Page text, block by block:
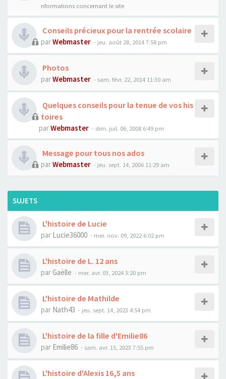
nformations concernant le site
Conseils précieux pour la rentrée scolaire
parWebmaster - jeu. août 28, 2014 7:58 pm
Photos
parWebmaster - sam. févr. 22, 2014 11:30 am
Quelques conseils pour la tenue de vos his
toires
parWebmaster - dim. juil. 06, 2008 6:49 pm
Message pour tous nos ados
parWebmaster - jeu. sept. 14, 2006 11:29 am
SUJETS
L'histoire de Lucie
par Lucie36000 - mer. nov. 09, 2022 6:02 pm
L'histoire de L. 12 ans
par Gaëlle - mer. avr. 03, 2024 3:20 pm
L'histoire de Mathilde
par Nath43 - jeu. sept. 14, 2023 4:54 pm
L'histoire de la fille d'Emilie86
par Emilie86 - sam. avr. 15, 2023 7:55 pm
L'histoire d'Alexis 16,5 ans